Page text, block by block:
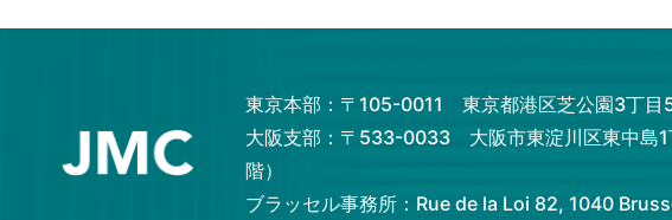
東京本部：〒105-0011 東京都港区芝公園3丁目
大阪支部：〒533-0033 大阪市東淀川区東中島1
階）
ブラッセル事務所：Rue de la Loi 82, 1040